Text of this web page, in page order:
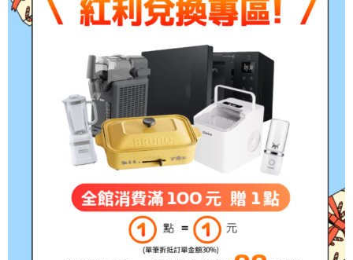
一、提供各種規格設計開發，符合企業彈性運
二、可共用於雷射、噴墨之列印，方便使用機
三、紙張備有多種顏色，可供選擇使用。